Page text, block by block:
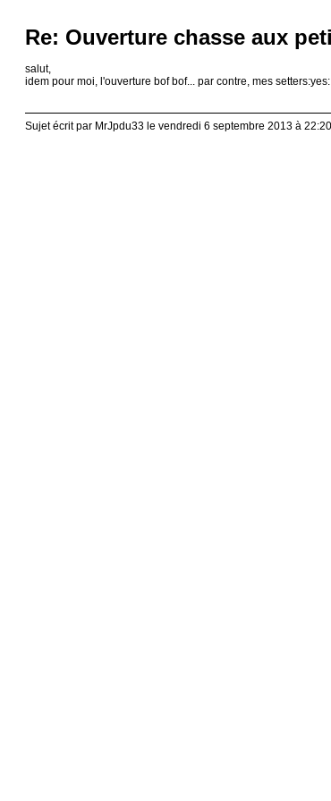
Re: Ouverture chasse aux
salut,
idem pour moi, l'ouverture bof bof... par contre, mes
Sujet écrit par MrJpdu33 le vendredi 6 septembre 2013 à 22:20